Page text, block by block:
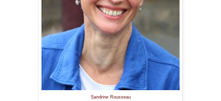
Sandrine Rousseau